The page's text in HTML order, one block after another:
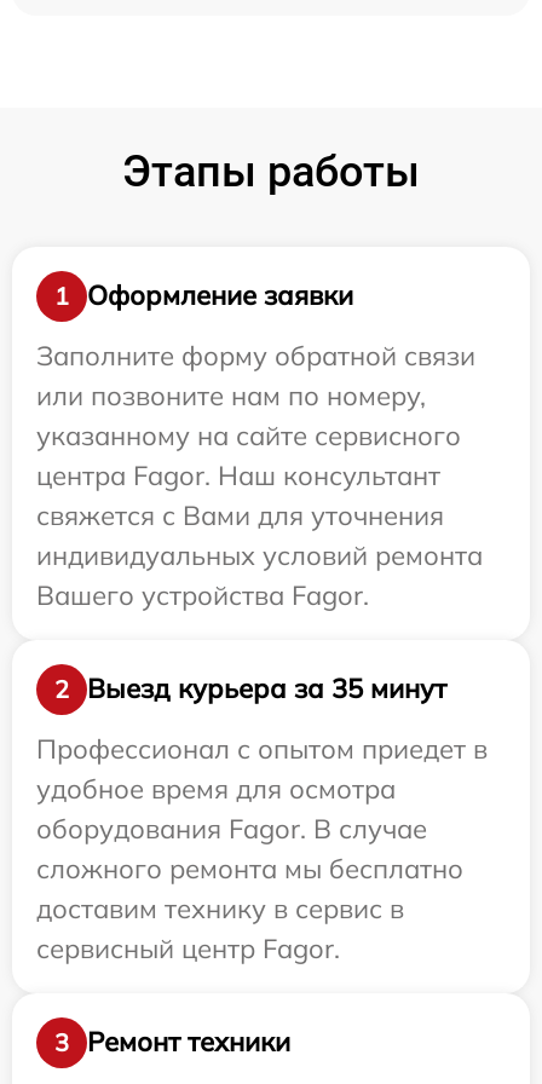
Этапы работы
1
Оформление заявки
Заполните форму обратной связи
или позвоните нам по номеру,
указанному на сайте сервисного
центра Fagor. Наш консультант
свяжется с Вами для уточнения
индивидуальных условий ремонта
Вашего устройства Fagor.
2
Выезд курьера за 35 минут
Профессионал с опытом приедет в
удобное время для осмотра
оборудования Fagor. В случае
сложного ремонта мы бесплатно
доставим технику в сервис в
сервисный центр Fagor.
3 Ремонт техники